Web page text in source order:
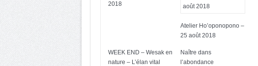
2018
Atelier Ho’oponopono –
25 août 2018
WEEK END – Wesak en
nature – L’élan vital
Naître dans
l’abondance